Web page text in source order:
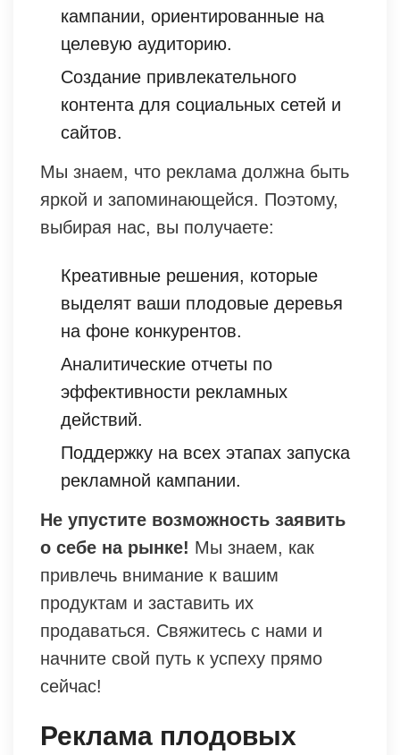
кампании, ориентированные на
целевую аудиторию.
Создание привлекательного
контента для социальных сетей и
сайтов.
Мы знаем, что реклама должна быть
яркой и запоминающейся. Поэтому,
выбирая нас, вы получаете:
Креативные решения, которые
выделят ваши плодовые деревья
на фоне конкурентов.
Аналитические отчеты по
эффективности рекламных
действий.
Поддержку на всех этапах запуска
рекламной кампании.
Не упустите возможность заявить
о себе на рынке! Мы знаем, как
привлечь внимание к вашим
продуктам и заставить их
продаваться. Свяжитесь с нами и
начните свой путь к успеху прямо
сейчас!
Реклама плодовых